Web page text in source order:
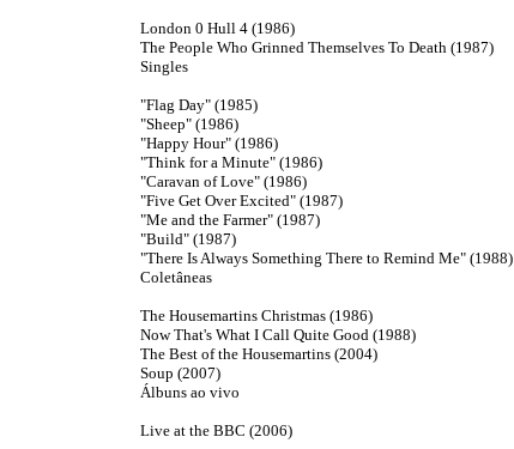
London 0 Hull 4 (1986)
The People Who Grinned Themselves To Death (1987)
Singles
"Flag Day" (1985)
"Sheep" (1986)
"Happy Hour" (1986)
"Think for a Minute" (1986)
"Caravan of Love" (1986)
"Five Get Over Excited" (1987)
"Me and the Farmer" (1987)
"Build" (1987)
"There Is Always Something There to Remind Me" (1988)
Coletâneas
The Housemartins Christmas (1986)
Now That's What I Call Quite Good (1988)
The Best of the Housemartins (2004)
Soup (2007)
Álbuns ao vivo
Live at the BBC (2006)